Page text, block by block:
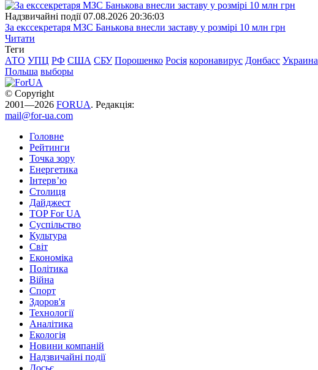
Надзвичайні події 07.08.2026 20:36:03
За екссекретаря МЗС Банькова внесли заставу у розмірі 10 млн грн
Читати
Теги
АТО УПЦ РФ США СБУ Порошенко Росія коронавирус Донбасс Украина
Польша выборы
© Copyright
2001—2026 FORUA. Редакція:
mail@for-ua.com
Головне
Рейтинги
Точка зору
Енергетика
Інтерв’ю
Столиця
Дайджест
TOP For UA
Суспiльство
Культура
Світ
Економіка
Політика
Війна
Спорт
Здоров'я
Технології
Аналітика
Екологія
Новини компаній
Надзвичайні події
Досьє